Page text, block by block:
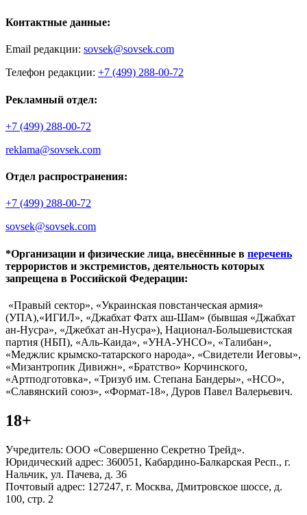
Контактные данные:
Email редакции: sovsek@sovsek.com
Телефон редакции: +7 (499) 288-00-72
Рекламный отдел:
+7 (499) 288-00-72
reklama@sovsek.com
Отдел распространения:
+7 (499) 288-00-72
sovsek@sovsek.com
*Организации и физические лица, внесённные в перечень
террористов и экстремистов, деятельность которых
запрещена в Российской Федерации:
«Правый сектор», «Украинская повстанческая армия»
(УПА),«ИГИЛ», «Джабхат Фатх аш-Шам» (бывшая «Джабхат
ан-Нусра», «Джебхат ан-Нусра»), Национал-Большевистская
партия (НБП), «Аль-Каида», «УНА-УНСО», «Талибан»,
«Меджлис крымско-татарского народа», «Свидетели Иеговы»,
«Мизантропик Дивижн», «Братство» Корчинского,
«Артподготовка», «Тризуб им. Степана Бандеры», «НСО»,
«Славянский союз», «Формат-18», Дуров Павел Валерьевич.
18+
Учредитель: ООО «Совершенно Секретно Трейд».
Юридический адрес: 360051, Кабардино-Балкарская Респ., г.
Нальчик, ул. Пачева, д. 36
Почтовый адрес: 127247, г. Москва, Дмитровское шоссе, д.
100, стр. 2